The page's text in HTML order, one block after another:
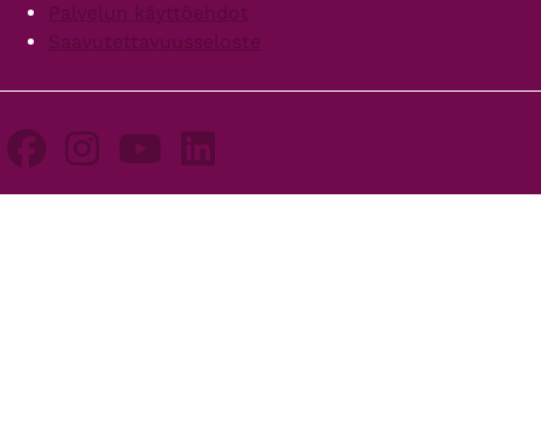
Palvelun käyttöehdot
Saavutettavuusseloste